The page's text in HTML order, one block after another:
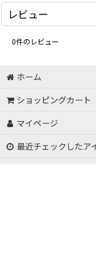
レビュー
0件のレビュー
ホーム
ショッピングカート
マイページ
最近チェックしたア